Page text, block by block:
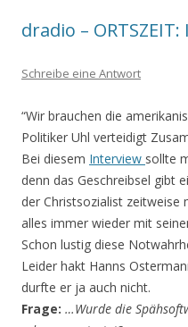
dradio – ORTSZEIT:
Schreibe eine Antwort
“Wir brauchen die
Politiker Uhl verteidigt
Bei diesem Interview sollte
denn das Geschreibsel gibt
der Christsozialist
alles immer wieder mit
Schon lustig diese
Leider hakt Hanns
durfte er ja auch nicht.
Frage: …Wurde die